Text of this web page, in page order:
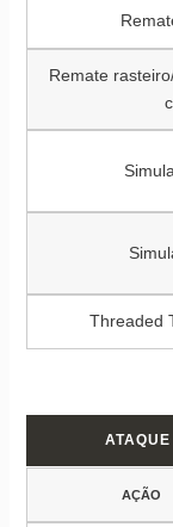
Remate
Threaded
ATAQUE
AÇÃO